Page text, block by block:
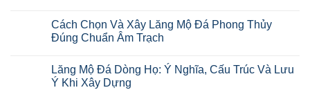
Cách Chọn Và Xây Lăng Mộ Đá Phong Thủy
Đúng Chuẩn Âm Trạch
Lăng Mộ Đá Dòng Họ: Ý Nghĩa, Cấu Trúc Và Lưu
Ý Khi Xây Dựng